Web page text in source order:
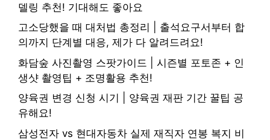
델링 추천! 기대해도 좋아요
고소당했을 때 대처법 총정리 | 출석요구서부터 합
의까지 단계별 대응, 제가 다 알려드려요!
화담숲 사진촬영 스팟가이드 | 시즌별 포토존 + 인
생샷 촬영팁 + 조명활용 추천!
양육권 변경 신청 시기 | 양육권 재판 기간 꿀팁 공
유해요!
삼성전자 vs 현대자동차 실제 재직자 연봉 복지 비